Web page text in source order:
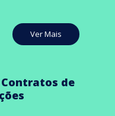
Ver Mais
Contratos de